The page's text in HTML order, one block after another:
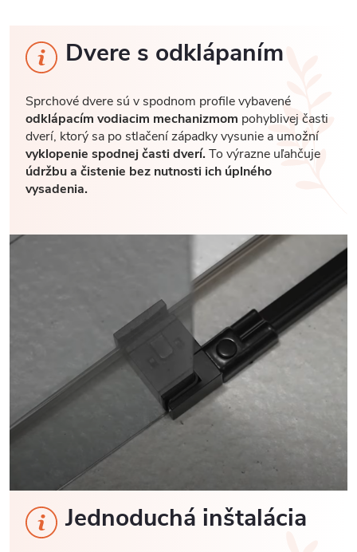
Dvere s odklápaním
Sprchové dvere sú v spodnom profile vybavené
odklápacím vodiacim mechanizmom pohyblivej časti
dverí, ktorý sa po stlačení západky vysunie a umožní
vyklopenie spodnej časti dverí.To výrazne uľahčuje
údržbu a čistenie bez nutnosti ich úplného
vysadenia.
Jednoduchá inštalácia